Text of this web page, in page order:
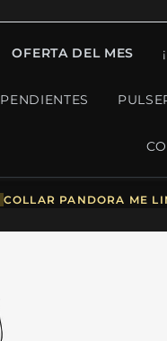
OFERTA DEL MES
PENDIENTES
COLLAR PANDORA ME